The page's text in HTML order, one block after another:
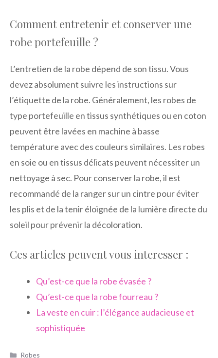
Comment entretenir et conserver une
robe portefeuille ?
L’entretien de la robe dépend de son tissu. Vous
devez absolument suivre les instructions sur
l’étiquette de la robe. Généralement, les robes de
type portefeuille en tissus synthétiques ou en coton
peuvent être lavées en machine à basse
température avec des couleurs similaires. Les robes
en soie ou en tissus délicats peuvent nécessiter un
nettoyage à sec. Pour conserver la robe, il est
recommandé de la ranger sur un cintre pour éviter
les plis et de la tenir éloignée de la lumière directe du
soleil pour prévenir la décoloration.
Ces articles peuvent vous interesser :
Qu’est-ce que la robe évasée ?
Qu’est-ce que la robe fourreau ?
La veste en cuir : l’élégance audacieuse et
sophistiquée
Catégories
Robes